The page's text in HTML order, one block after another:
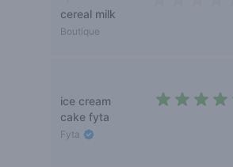
cereal milk
Boutique
ice cream
cake fyta
Fyta